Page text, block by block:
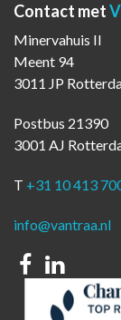
Contact met
Minervahuis II
Meent 94
3011 JP
Postbus 21390
3001 AJ
T +31 10 413
info@vantraa.nl
Facebook